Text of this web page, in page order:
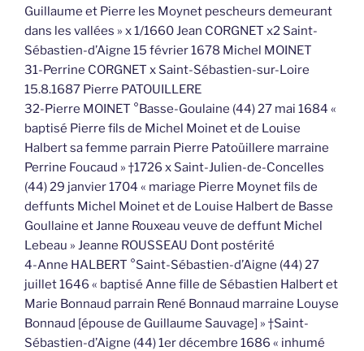
Guillaume et Pierre les Moynet pescheurs demeurant
dans les vallées » x 1/1660 Jean CORGNET x2 Saint-
Sébastien-d’Aigne 15 février 1678 Michel MOINET
31-Perrine CORGNET x Saint-Sébastien-sur-Loire
15.8.1687 Pierre PATOUILLERE
32-Pierre MOINET °Basse-Goulaine (44) 27 mai 1684 «
baptisé Pierre fils de Michel Moinet et de Louise
Halbert sa femme parrain Pierre Patoüillere marraine
Perrine Foucaud » †1726 x Saint-Julien-de-Concelles
(44) 29 janvier 1704 « mariage Pierre Moynet fils de
deffunts Michel Moinet et de Louise Halbert de Basse
Goullaine et Janne Rouxeau veuve de deffunt Michel
Lebeau » Jeanne ROUSSEAU Dont postérité
4-Anne HALBERT °Saint-Sébastien-d’Aigne (44) 27
juillet 1646 « baptisé Anne fille de Sébastien Halbert et
Marie Bonnaud parrain René Bonnaud marraine Louyse
Bonnaud [épouse de Guillaume Sauvage] » †Saint-
Sébastien-d’Aigne (44) 1er décembre 1686 « inhumé